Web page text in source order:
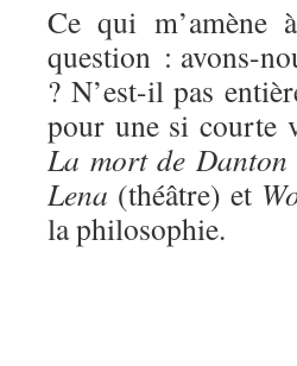
Ce qui m’amène
question : avons-
? N’est-il pas
pour une si
La mort de Danton
Lena (théâtre) et
la philosophie.